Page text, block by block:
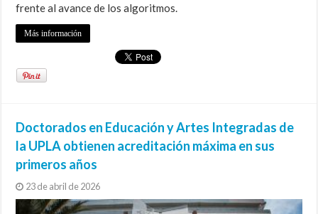
frente al avance de los algoritmos.
Más información
Doctorados en Educación y Artes Integradas de
la UPLA obtienen acreditación máxima en sus
primeros años
23 de abril de 2026